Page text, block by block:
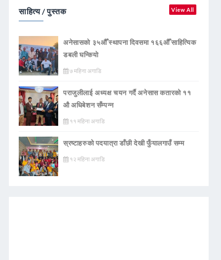
साहित्य / पुस्तक View All
अनेसासको ३५औँ स्थापना दिवसमा १६६औँ साहित्यिक
डबली घन्कियाे
७ महिना अगाडि
पराजुलीलाई अध्यक्ष चयन गर्दै अनेसास कतारको ११
औ अधिबेशन सँम्पन्न
११ महिना अगाडि
स्रष्टाहरुको पदयात्रा डाँछी देखी फुँयालगाउँ सम्म
१२ महिना अगाडि